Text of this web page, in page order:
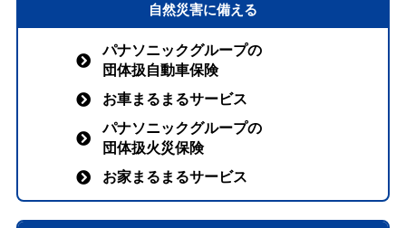
自然災害に備える
パナソニックグループの
団体扱自動車保険
お車まるまるサービス
パナソニックグループの
団体扱火災保険
お家まるまるサービス